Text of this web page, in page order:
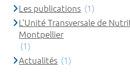
Les publications (1)
L'Unité Transversale de
Montpellier
(1)
Actualités (1)